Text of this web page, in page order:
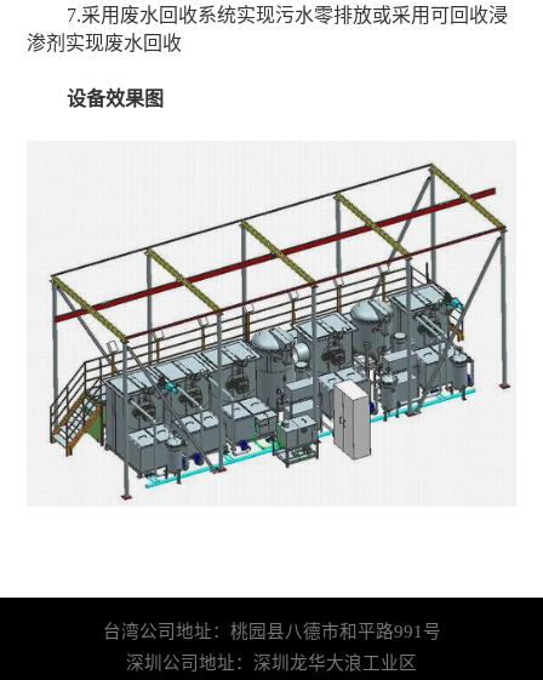
7.采用废水回收系统实现污水零排放或采用可回收浸
渗剂实现废水回收
设备效果图
台湾公司地址：桃园县八德市和平路991号
深圳公司地址：深圳龙华大浪工业区